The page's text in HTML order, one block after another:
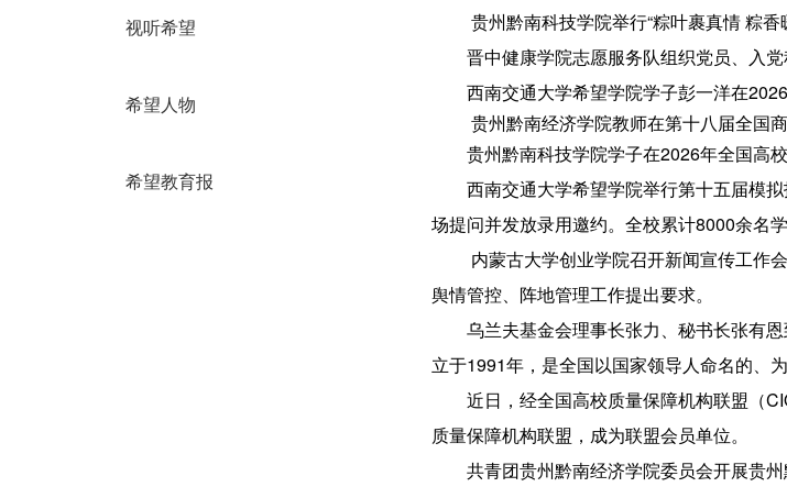
视听希望
希望人物
希望教育报
贵州黔南科技学院举行“粽叶裹真情 粽
晋中健康学院志愿服务队组织党员、入
西南交通大学希望学院学子彭一洋在
贵州黔南经济学院教师在第十八届全国
贵州黔南科技学院学子在2026年全国高
西南交通大学希望学院举行第十五届模
场提问并发放录用邀约。全校累计8000余名学
内蒙古大学创业学院召开新闻宣传工作
舆情管控、阵地管理工作提出要求。
乌兰夫基金会理事长张力、秘书长张有
立于1991年，是全国以国家领导人命名的、
近日，经全国高校质量保障机构联盟（
质量保障机构联盟，成为联盟会员单位。
共青团贵州黔南经济学院委员会开展贵